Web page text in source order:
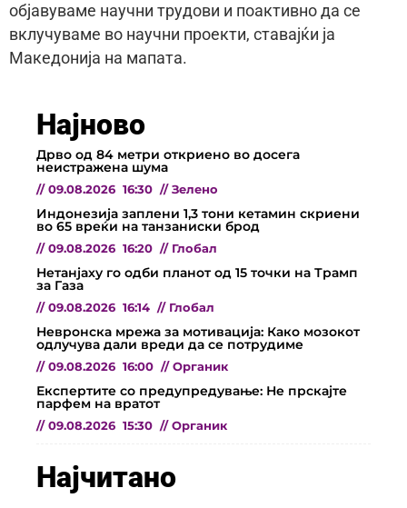
објавуваме научни трудови и поактивно да се
вклучуваме во научни проекти, ставајќи ја
Македонија на мапата.
Најново
Дрво од 84 метри откриено во досега
неистражена шума
// 09.08.2026 16:30 // Зелено
Индонезија заплени 1,3 тони кетамин скриени
во 65 вреќи на танзаниски брод
// 09.08.2026 16:20 // Глобал
Нетанјаху го одби планот од 15 точки на Трамп
за Газа
// 09.08.2026 16:14 // Глобал
Невронска мрежа за мотивација: Како мозокот
одлучува дали вреди да се потрудиме
// 09.08.2026 16:00 // Органик
Експертите со предупредување: Не прскајте
парфем на вратот
// 09.08.2026 15:30 // Органик
Најчитано